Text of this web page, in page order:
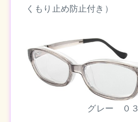
くもり止め防止付き）
グレー ０３